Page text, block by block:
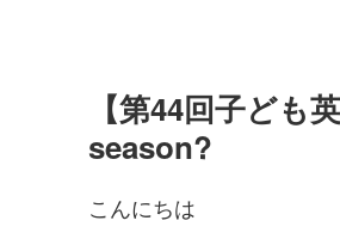
【第44回子ども
season?
こんにちは